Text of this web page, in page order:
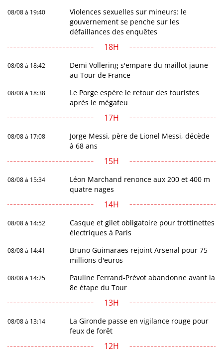
08/08 à 19:40
Violences sexuelles sur mineurs: le
gouvernement se penche sur les
défaillances des enquêtes
18H
08/08 à 18:42
Demi Vollering s'empare du maillot jaune
au Tour de France
08/08 à 18:38
Le Porge espère le retour des touristes
après le mégafeu
17H
08/08 à 17:08
Jorge Messi, père de Lionel Messi, décède
à 68 ans
15H
08/08 à 15:34
Léon Marchand renonce aux 200 et 400 m
quatre nages
14H
08/08 à 14:52
Casque et gilet obligatoire pour trottinettes
électriques à Paris
08/08 à 14:41
Bruno Guimaraes rejoint Arsenal pour 75
millions d'euros
08/08 à 14:25
Pauline Ferrand-Prévot abandonne avant la
8e étape du Tour
13H
08/08 à 13:14
La Gironde passe en vigilance rouge pour
feux de forêt
12H